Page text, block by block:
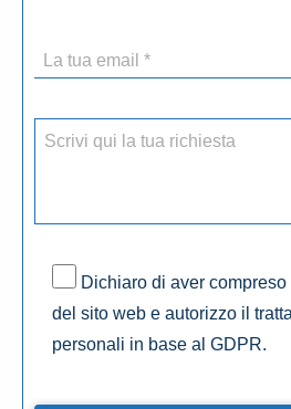
Dichiaro di aver
del sito web e autorizzo il
personali in base al GDPR.